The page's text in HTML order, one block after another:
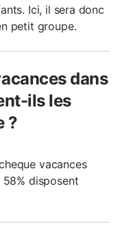
Ici, il sera donc
petit groupe.
dans
ils les
?
vacances
disposent